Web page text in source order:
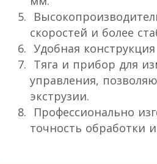
скоростей и более
Удобная
Тяга и прибор для
управления,
экструзии.
Профессионально
точность обработки